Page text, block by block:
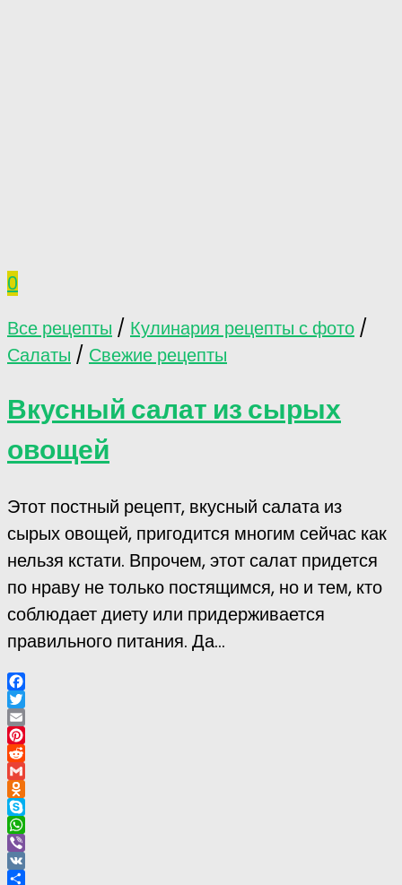
0
Все рецепты / Кулинария рецепты с фото /
Салаты / Свежие рецепты
Вкусный салат из сырых
овощей
Этот постный рецепт, вкусный салата из
сырых овощей, пригодится многим сейчас как
нельзя кстати. Впрочем, этот салат придется
по нраву не только постящимся, но и тем, кто
соблюдает диету или придерживается
правильного питания. Да...
Facebook
Twitter
Email
Pinterest
Reddit
Gmail
Odnoklassniki
Skype
WhatsApp
Viber
VK